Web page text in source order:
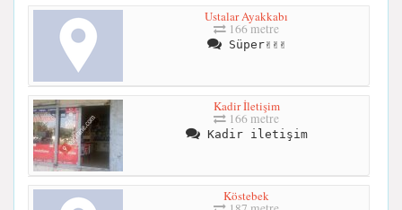
Ustalar Ayakkabı
166 metre
Süper✌✌✌
Kadir İletişim
166 metre
Kadir iletişim
Köstebek